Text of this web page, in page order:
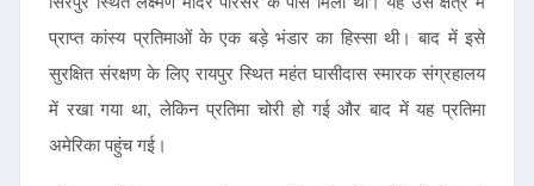
प्राप्त कांस्य प्रतिमाओं के एक बड़े भंडार का हिस्सा थी। बाद में इसे
सुरक्षित संरक्षण के लिए रायपुर स्थित महंत घासीदास स्मारक संग्रहालय
में रखा गया था, लेकिन प्रतिमा चोरी हो गई और बाद में यह प्रतिमा
अमेरिका पहुंच गई।